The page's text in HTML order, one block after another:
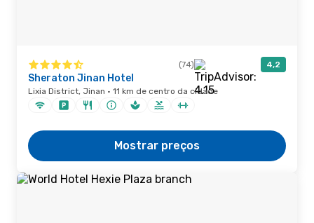
(74) 4,2
Sheraton Jinan Hotel
Lixia District, Jinan · 11 km de centro da cidade
Mostrar preços